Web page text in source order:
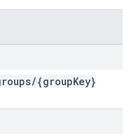
/{groupKey}